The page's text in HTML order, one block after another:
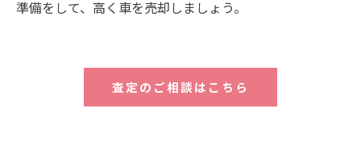
準備をして、高く車を売却しましょう。
査定のご相談はこちら